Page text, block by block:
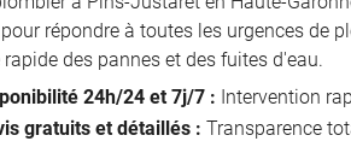
répondre à toutes les urgences de
des pannes et des fuites d'eau.
24h/24 et 7j/7 : Intervention
gratuits et détaillés : Transparence